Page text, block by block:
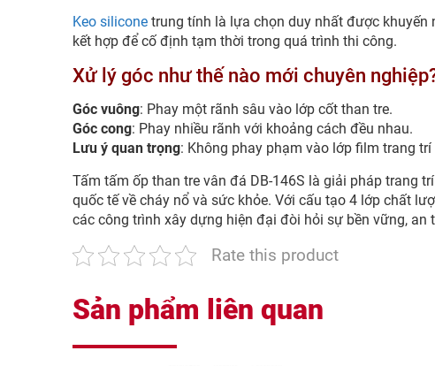
Keo silicone trung tính là lựa chọn duy nhất được khuyến
kết hợp để cố định tạm thời trong quá trình thi công.
Xử lý góc như thế nào mới chuyên
Góc vuông: Phay một rãnh sâu vào lớp cốt than tre.
Góc cong: Phay nhiều rãnh với khoảng cách đều nhau.
Lưu ý quan trọng: Không phay phạm vào lớp film trang
Tấm tấm ốp than tre vân đá DB-146S là giải pháp trang
quốc tế về cháy nổ và sức khỏe. Với cấu tạo 4 lớp chất
các công trình xây dựng hiện đại đòi hỏi sự bền vững,
Rate this product
Sản phẩm liên quan